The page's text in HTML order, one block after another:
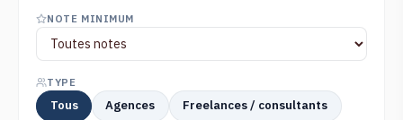
NOTE MINIMUM
TYPE
Tous Agences Freelances / consultants